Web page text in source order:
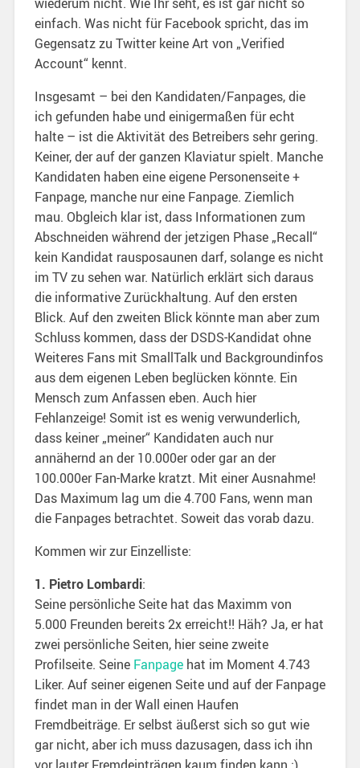
einfach. Was nicht für Facebook spricht, das im
Gegensatz zu Twitter keine Art von „Verified
Account“ kennt.
Insgesamt – bei den Kandidaten/Fanpages, die
ich gefunden habe und einigermaßen für echt
halte – ist die Aktivität des Betreibers sehr gering.
Keiner, der auf der ganzen Klaviatur spielt. Manche
Kandidaten haben eine eigene Personenseite +
Fanpage, manche nur eine Fanpage. Ziemlich
mau. Obgleich klar ist, dass Informationen zum
Abschneiden während der jetzigen Phase „Recall“
kein Kandidat rausposaunen darf, solange es nicht
im TV zu sehen war. Natürlich erklärt sich daraus
die informative Zurückhaltung. Auf den ersten
Blick. Auf den zweiten Blick könnte man aber zum
Schluss kommen, dass der DSDS-Kandidat ohne
Weiteres Fans mit SmallTalk und Backgroundinfos
aus dem eigenen Leben beglücken könnte. Ein
Mensch zum Anfassen eben. Auch hier
Fehlanzeige! Somit ist es wenig verwunderlich,
dass keiner „meiner“ Kandidaten auch nur
annähernd an der 10.000er oder gar an der
100.000er Fan-Marke kratzt. Mit einer Ausnahme!
Das Maximum lag um die 4.700 Fans, wenn man
die Fanpages betrachtet. Soweit das vorab dazu.
Kommen wir zur Einzelliste:
1. Pietro Lombardi:
Seine persönliche Seite hat das Maximm von
5.000 Freunden bereits 2x erreicht!! Häh? Ja, er hat
zwei persönliche Seiten, hier seine zweite
Profilseite. Seine Fanpagehat im Moment 4.743
Liker. Auf seiner eigenen Seite und auf der Fanpage
findet man in der Wall einen Haufen
Fremdbeiträge. Er selbst äußerst sich so gut wie
gar nicht, aber ich muss dazusagen, dass ich ihn